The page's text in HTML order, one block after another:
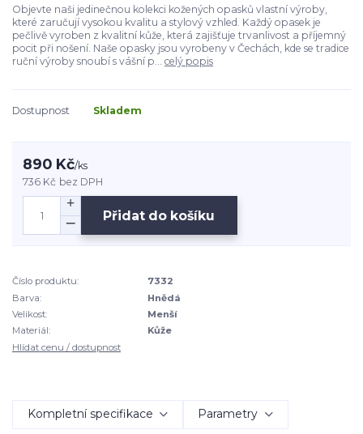
Objevte naši jedinečnou kolekci kožených opasků vlastní výroby,
které zaručují vysokou kvalitu a stylový vzhled. Každý opasek je
pečlivě vyroben z kvalitní kůže, která zajišťuje trvanlivost a příjemný
pocit při nošení. Naše opasky jsou vyrobeny v Čechách, kde se tradice
ruční výroby snoubí s vášní p... celý popis
Dostupnost Skladem
890 Kč/ks
736 Kč bez DPH
Přidat do košíku
Číslo produktu:
7332
Barva:
Hnědá
Velikost:
Menší
Materiál:
Kůže
Hlídat cenu / dostupnost
Kompletní specifikace Parametry